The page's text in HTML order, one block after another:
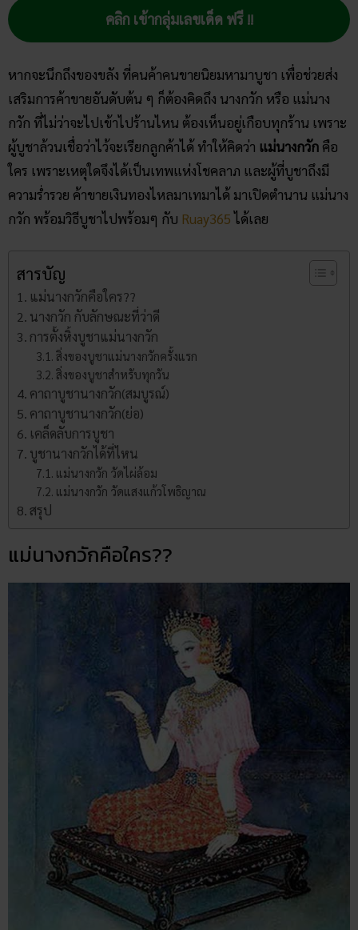
คลิก เข้ากลุ่มเลขเด็ด ฟรี !!
หากจะนึกถึงของขลัง ที่คนค้าคนขายนิยมหามาบูชา เพื่อช่วยส่ง
เสริมการค้าขายอันดับต้น ๆ ก็ต้องคิดถึง นางกวัก หรือ แม่นาง
กวัก ที่ไม่ว่าจะไปเข้าไปร้านไหน ต้องเห็นอยู่เกือบทุกร้าน เพราะ
ผู้บูชาล้วนเชื่อว่าไว้จะเรียกลูกค้าได้ ทำให้คิดว่า แม่นางกวัก คือ
ใคร เพราะเหตุใดจึงได้เป็นเทพแห่งโชคลาภ และผู้ที่บูชาถึงมี
ความร่ำรวย ค้าขายเงินทองไหลมาเทมาได้ มาเปิดตำนาน แม่นาง
กวัก พร้อมวิธีบูชาไปพร้อมๆ กับ Ruay365ได้เลย
สารบัญ
แม่นางกวักคือใคร??
นางกวัก กับลักษณะที่ว่าดี
การตั้งหิ้งบูชาแม่นางกวัก
สิ่งของบูชาแม่นางกวักครั้งแรก
สิ่งของบูชาสำหรับทุกวัน
คาถาบูชานางกวัก(สมบูรณ์)
คาถาบูชานางกวัก(ย่อ)
เคล็ดลับการบูชา
บูชานางกวักได้ที่ไหน
แม่นางกวัก วัดไผ่ล้อม
แม่นางกวัก วัดแสงแก้วโพธิญาณ
สรุป
แม่นางกวักคือใคร??